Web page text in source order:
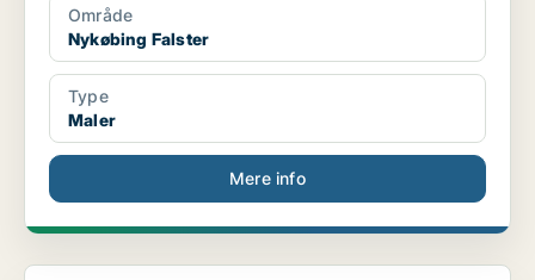
Område
Nykøbing Falster
Type
Maler
Mere info